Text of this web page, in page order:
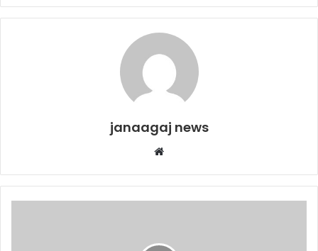
janaagaj news
Website